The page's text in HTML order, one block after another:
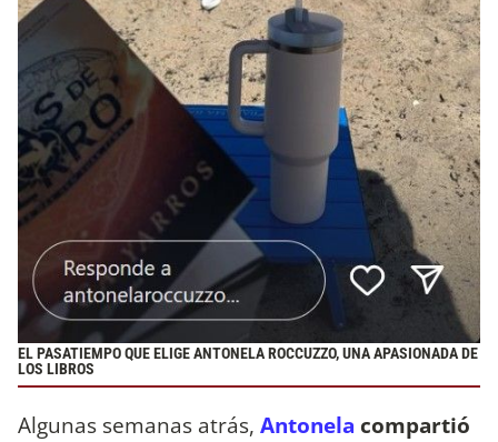
EL PASATIEMPO QUE ELIGE ANTONELA ROCCUZZO, UNA APASIONADA DE
LOS LIBROS
Algunas semanas atrás, Antonela compartió